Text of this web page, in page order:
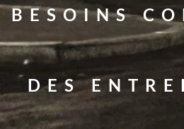
BESOINS
DES